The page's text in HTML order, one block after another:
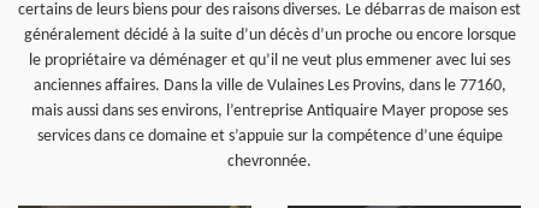
certains de leurs biens pour des raisons diverses. Le débarras de maison est
généralement décidé à la suite d’un décès d’un proche ou encore lorsque
le propriétaire va déménager et qu’il ne veut plus emmener avec lui ses
anciennes affaires. Dans la ville de Vulaines Les Provins, dans le 77160,
mais aussi dans ses environs, l’entreprise Antiquaire Mayer propose ses
services dans ce domaine et s’appuie sur la compétence d’une équipe
chevronnée.